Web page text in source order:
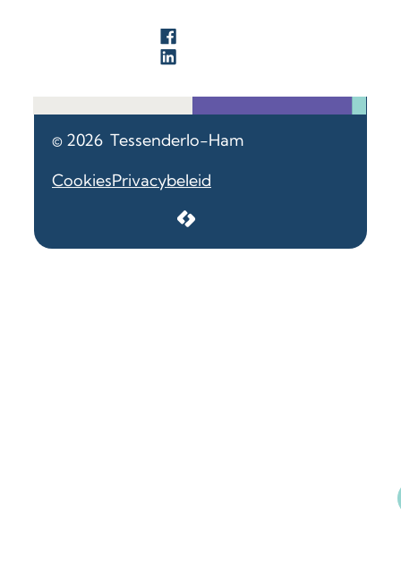
© 2026 Tessenderlo-Ham
CookiesPrivacybeleid